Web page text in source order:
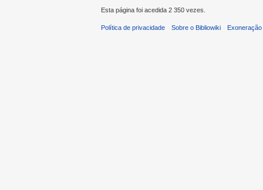
Esta página foi acedida 2 350 vezes.
Política de privacidade Sobre o Bibliowiki